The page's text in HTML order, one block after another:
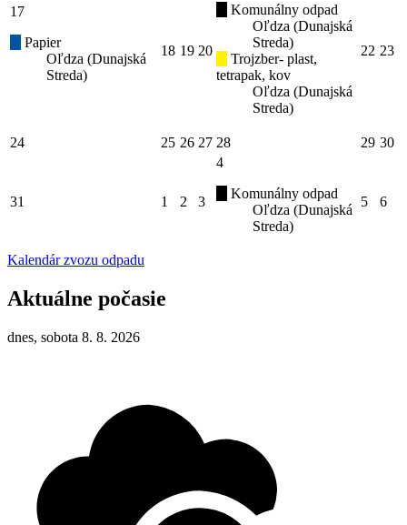
17
Papier
Oľdza (Dunajská
Streda)
18 19 20
Komunálny odpad
Oľdza (Dunajská
Streda)
Trojzber- plast,
tetrapak, kov
Oľdza (Dunajská
Streda)
22 23
24 25 26 27 28 29 30
31 1 2 3
4
Komunálny odpad
Oľdza (Dunajská
Streda)
5 6
Kalendár zvozu odpadu
Aktuálne počasie
dnes, sobota 8. 8. 2026